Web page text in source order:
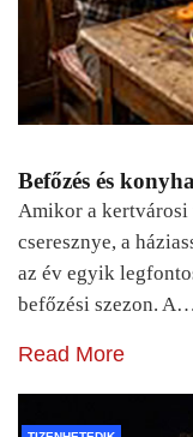
Befőzés és
Amikor a
cseresznye, a
az év egyik
befőzési szezon. A…
Read More